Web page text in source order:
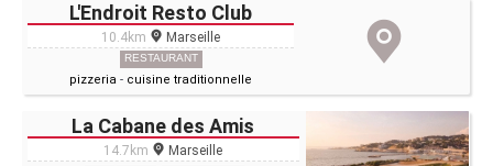
L'Endroit Resto Club
10.4km Marseille
RESTAURANT
pizzeria - cuisine traditionnelle
La Cabane des Amis
14.7km Marseille